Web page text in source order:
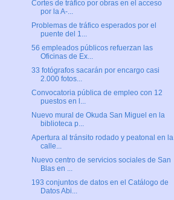
Cortes de tráfico por obras en el acceso
por la A-...
Problemas de tráfico esperados por el
puente del 1...
56 empleados públicos refuerzan las
Oficinas de Ex...
33 fotógrafos sacarán por encargo casi
2.000 fotos...
Convocatoria pública de empleo con 12
puestos en l...
Nuevo mural de Okuda San Miguel en la
biblioteca p...
Apertura al tránsito rodado y peatonal en la
calle...
Nuevo centro de servicios sociales de San
Blas en ...
193 conjuntos de datos en el Catálogo de
Datos Abi...